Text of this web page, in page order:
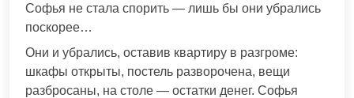
Софья не стала спорить — лишь бы они убрались
поскорее…
Они и убрались, оставив квартиру в разгроме:
шкафы открыты, постель разворочена, вещи
разбросаны, на столе — остатки денег. Софья